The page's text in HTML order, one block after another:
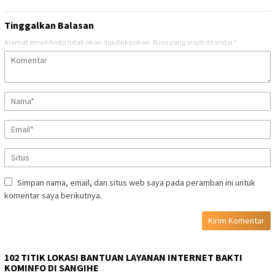
Tinggalkan Balasan
Alamat email Anda tidak akan dipublikasikan. Ruas yang wajib ditandai *
Simpan nama, email, dan situs web saya pada peramban ini untuk
komentar saya berikutnya.
102 TITIK LOKASI BANTUAN LAYANAN INTERNET BAKTI
KOMINFO DI SANGIHE